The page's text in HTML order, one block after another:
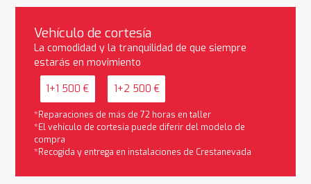
Vehículo de cortesía
La comodidad y la tranquilidad de que siempre
estarás en movimiento
1+1 500 € 1+2 500 €
*Reparaciones de más de 72 horas en taller
*El vehículo de cortesía puede diferir del modelo de
compra
*Recogida y entrega en instalaciones de Crestanevada